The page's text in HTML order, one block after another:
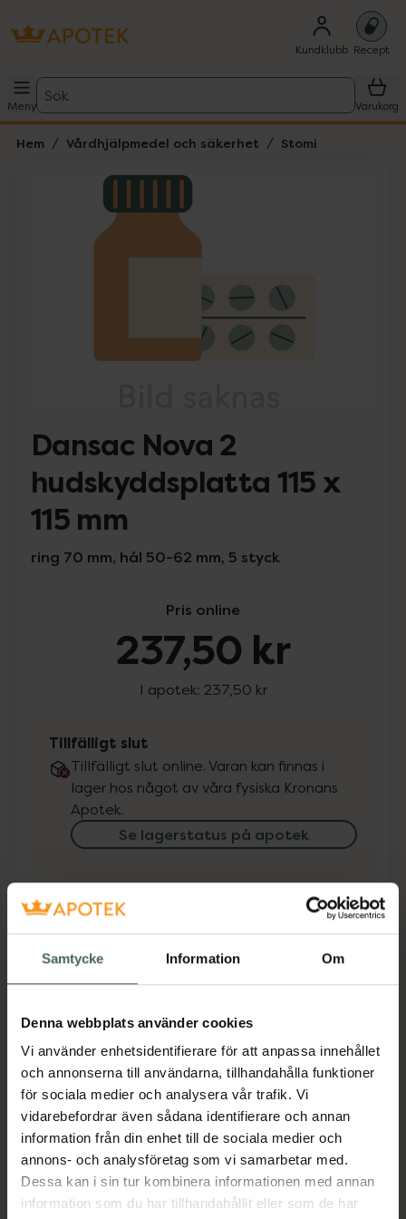
Samtycke Information Om
Denna webbplats använder cookies
Vi använder enhetsidentifierare för att anpassa innehållet
och annonserna till användarna, tillhandahålla funktioner
för sociala medier och analysera vår trafik. Vi
vidarebefordrar även sådana identifierare och annan
information från din enhet till de sociala medier och
annons- och analysföretag som vi samarbetar med.
Dessa kan i sin tur kombinera informationen med annan
information som du har tillhandahållit eller som de har
Kundklubb Recept
Meny
Sök
Varukorg
Hem Vårdhjälpmedel och säkerhet Stomi
Lista: . Innehåller 1 objekt.
Dansac Nova 2
hudskyddsplatta 115 x
115 mm
ring 70 mm, hål 50-62 mm, 5 styck
Pris online
237,50 kr
I apotek: 237,50 kr
Tillfälligt slut
Tillfälligt slut online. Varan kan finnas i
lager hos något av våra fysiska Kronans
Apotek.
Se lagerstatus på apotek
Få mejl när varan finns i lager online
Jag accepterar villkoren
Spara
Aktuella erbjudanden
Beskrivning Dölj
Jämförpris 47,50 kr/st